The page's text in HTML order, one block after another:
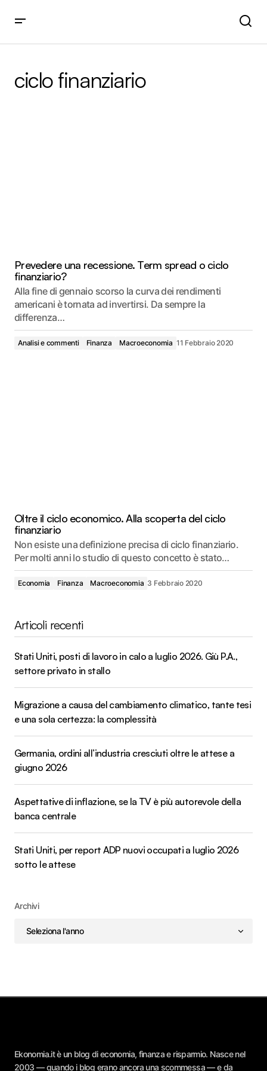
ciclo finanziario
Prevedere una recessione. Term spread o ciclo
finanziario?
Alla fine di gennaio scorso la curva dei rendimenti
americani è tornata ad invertirsi. Da sempre la
differenza…
Analisi e commenti Finanza Macroeconomia 11 Febbraio 2020
Oltre il ciclo economico. Alla scoperta del ciclo
finanziario
Non esiste una definizione precisa di ciclo finanziario.
Per molti anni lo studio di questo concetto è stato…
Economia Finanza Macroeconomia 3 Febbraio 2020
Articoli recenti
Stati Uniti, posti di lavoro in calo a luglio 2026. Giù P.A.,
settore privato in stallo
Migrazione a causa del cambiamento climatico, tante tesi
e una sola certezza: la complessità
Germania, ordini all’industria cresciuti oltre le attese a
giugno 2026
Aspettative di inflazione, se la TV è più autorevole della
banca centrale
Stati Uniti, per report ADP nuovi occupati a luglio 2026
sotto le attese
Archivi
Ekonomia.it è un blog di economia, finanza e risparmio. Nasce nel
2003 — quando i blog erano ancora una scommessa — e da